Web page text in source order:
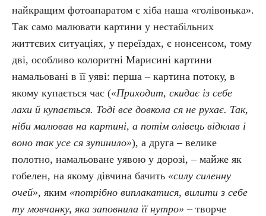
найкращим фотоапаратом є хіба наша «голівонька».
Так само малювати картини у нестабільних
життєвих ситуаціях, у переїздах, є нонсенсом, тому
дві, особливо колоритні Марисині картини
намальовані в її уяві: перша – картина потоку, в
якому купається час («Приходит, скидає із себе
лахи й купається. Тоді все довкола ся не рухає. Так,
ніби малював на картині, а потім олівець відклав і
воно так усе ся зупинило»), а друга – велике
полотно, намальоване уявою у дорозі, – майже як
гобелен, на якому дівчина бачить «силу силенну
очей», яким «потрібно виплакатися, вилити з себе
ту мовчанку, яка заповнила її нутро»– творче